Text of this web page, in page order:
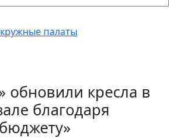
палаты
обновили кресла в
благодаря